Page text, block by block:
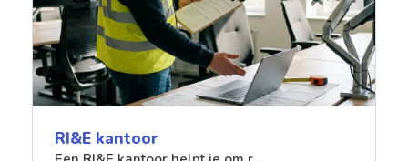
RI&E kantoor